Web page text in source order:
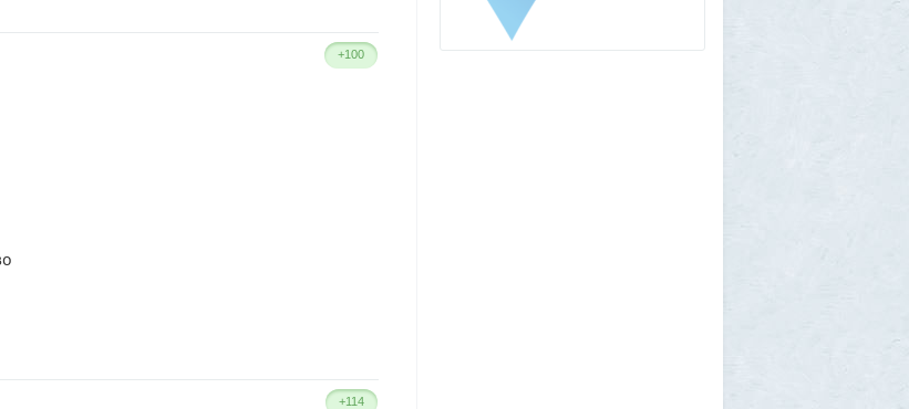
Исторический дом в центре Магадана
выставили на торги за 100 тысяч рублей
10
+100
+114